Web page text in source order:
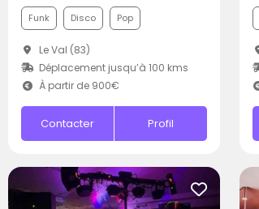
Funk Disco Pop
Le Val (83)
Déplacement jusqu’à 100 kms
À partir de 900€
Contacter Profil